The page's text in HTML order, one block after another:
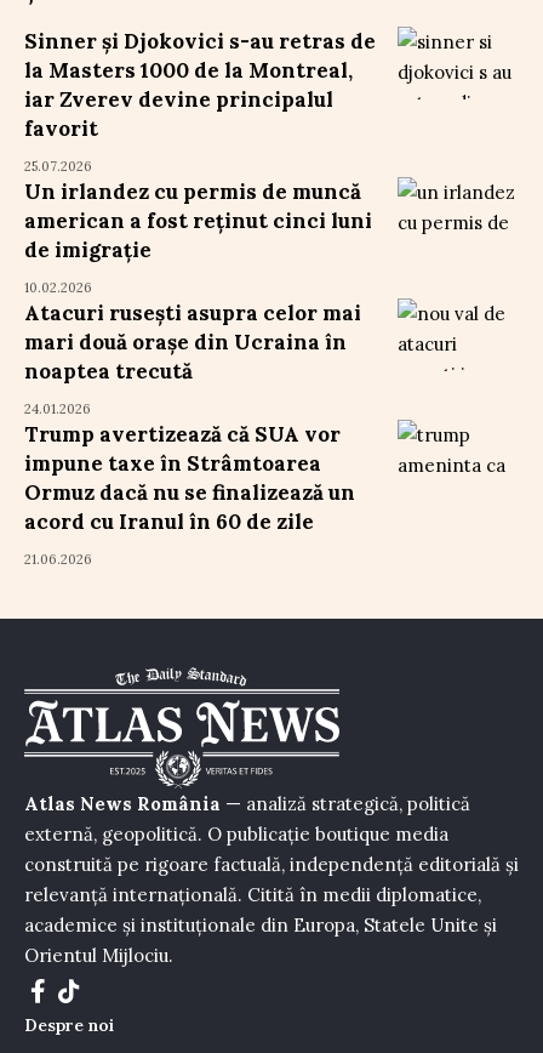
Sinner și Djokovici s-au retras de
la Masters 1000 de la Montreal,
iar Zverev devine principalul
favorit
25.07.2026
Un irlandez cu permis de muncă
american a fost reținut cinci luni
de imigrație
10.02.2026
Atacuri rusești asupra celor mai
mari două orașe din Ucraina în
noaptea trecută
24.01.2026
Trump avertizează că SUA vor
impune taxe în Strâmtoarea
Ormuz dacă nu se finalizează un
acord cu Iranul în 60 de zile
21.06.2026
Atlas News România — analiză strategică, politică
externă, geopolitică. O publicație boutique media
construită pe rigoare factuală, independență editorială și
relevanță internațională. Citită în medii diplomatice,
academice și instituționale din Europa, Statele Unite și
Orientul Mijlociu.
Despre noi